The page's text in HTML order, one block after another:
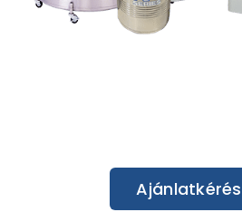
Ajánlatkérés